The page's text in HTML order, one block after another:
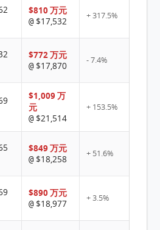
$810 万元
@ $17,532
+ 317.5%
$772 万元
@ $17,870
- 7.4%
$1,009 万
元
@ $21,514
+ 153.5%
$849 万元
@ $18,258
+ 51.6%
$890 万元
@ $18,977
+ 3.5%